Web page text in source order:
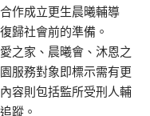
作成立更生晨曦輔導
歸社會前的準備。
之家、晨曦會、沐恩之
服務對象即標示需有更
容則包括監所受刑人輔
蹤。